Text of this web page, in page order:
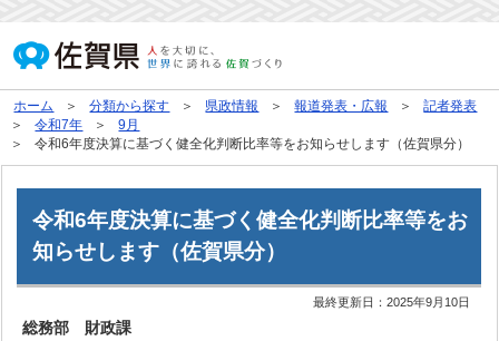
ホーム 分類から探す 県政情報 報道発表・広報
記者発表
令和7年
9月
令和6年度決算に基づく健全化判断比率等をお知らせします（佐賀県分）
令和6年度決算に基づく健全化判断比率等をお
知らせします（佐賀県分）
最終更新日：2025年9月10日
総務部 財政課